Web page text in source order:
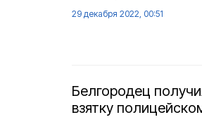
29 декабря 2022, 00:51
Белгородец
взятку